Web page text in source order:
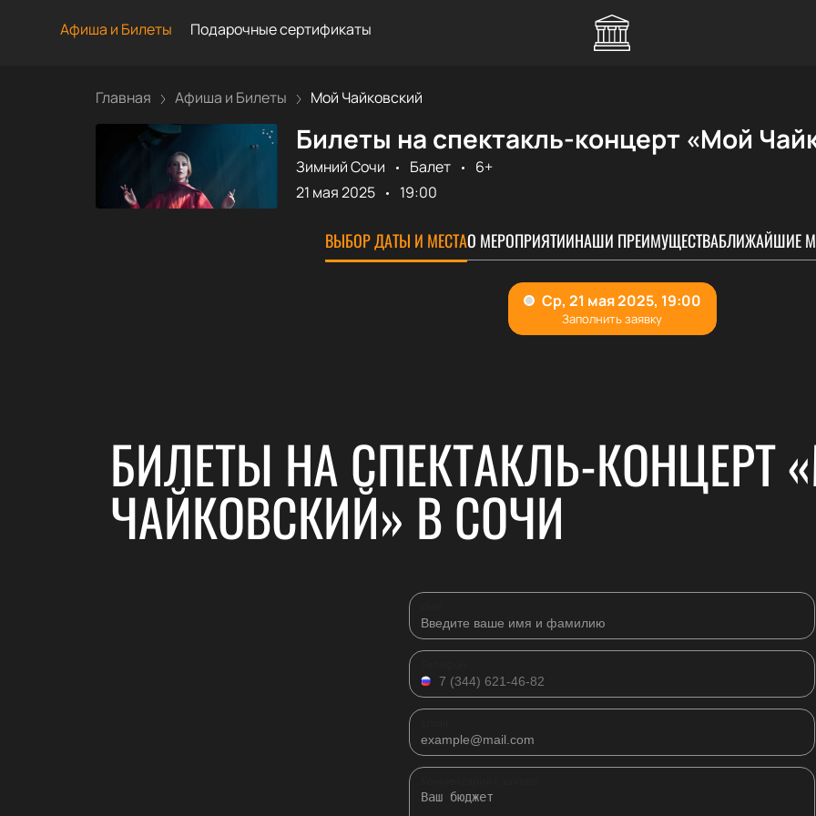
Афиша и Билеты Подарочные сертификаты
Главная Афиша и Билеты Мой Чайковский
Билеты на спектакль-концерт «Мой
Зимний Сочи Балет
6+
21 мая 2025
19:00
ВЫБОР ДАТЫ И МЕСТАО МЕРОПРИЯТИИНАШИ ПРЕИМУЩЕСТВАБЛИЖАЙШИЕ
БИЛЕТЫ НА СПЕКТАКЛЬ-КОНЦЕРТ
ЧАЙКОВСКИЙ» В СОЧИ